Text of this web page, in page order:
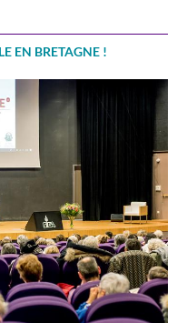
EN BRETAGNE !